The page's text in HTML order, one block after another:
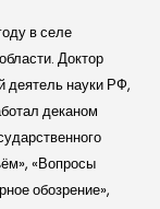
в селе
Доктор
деятель науки РФ,
деканом
«Вопросы
обозрение»,